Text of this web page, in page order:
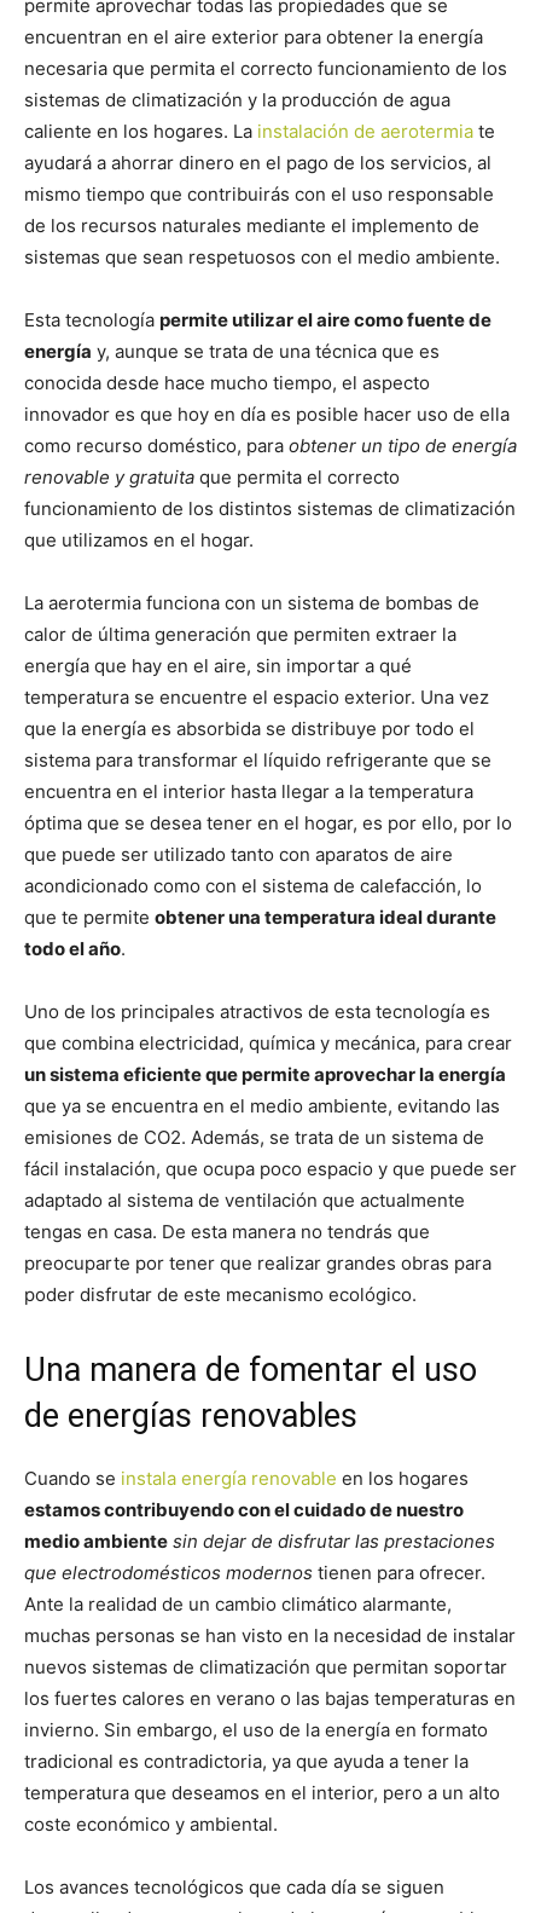
permite aprovechar todas las propiedades que se
encuentran en el aire exterior para obtener la energía
necesaria que permita el correcto funcionamiento de los
sistemas de climatización y la producción de agua
caliente en los hogares. La instalación de aerotermia te
ayudará a ahorrar dinero en el pago de los servicios, al
mismo tiempo que contribuirás con el uso responsable
de los recursos naturales mediante el implemento de
sistemas que sean respetuosos con el medio ambiente.
Esta tecnología permite utilizar el aire como fuente de
energía y, aunque se trata de una técnica que es
conocida desde hace mucho tiempo, el aspecto
innovador es que hoy en día es posible hacer uso de ella
como recurso doméstico, para obtener un tipo de energía
renovable y gratuita que permita el correcto
funcionamiento de los distintos sistemas de climatización
que utilizamos en el hogar.
La aerotermia funciona con un sistema de bombas de
calor de última generación que permiten extraer la
energía que hay en el aire, sin importar a qué
temperatura se encuentre el espacio exterior. Una vez
que la energía es absorbida se distribuye por todo el
sistema para transformar el líquido refrigerante que se
encuentra en el interior hasta llegar a la temperatura
óptima que se desea tener en el hogar, es por ello, por lo
que puede ser utilizado tanto con aparatos de aire
acondicionado como con el sistema de calefacción, lo
que te permite obtener una temperatura ideal durante
todo el año.
Uno de los principales atractivos de esta tecnología es
que combina electricidad, química y mecánica, para crear
un sistema eficiente que permite aprovechar la energía
que ya se encuentra en el medio ambiente, evitando las
emisiones de CO2. Además, se trata de un sistema de
fácil instalación, que ocupa poco espacio y que puede ser
adaptado al sistema de ventilación que actualmente
tengas en casa. De esta manera no tendrás que
preocuparte por tener que realizar grandes obras para
poder disfrutar de este mecanismo ecológico.
Una manera de fomentar el uso
de energías renovables
Cuando se instala energía renovable en los hogares
estamos contribuyendo con el cuidado de nuestro
medio ambiente sin dejar de disfrutar las prestaciones
que electrodomésticos modernos tienen para ofrecer.
Ante la realidad de un cambio climático alarmante,
muchas personas se han visto en la necesidad de instalar
nuevos sistemas de climatización que permitan soportar
los fuertes calores en verano o las bajas temperaturas en
invierno. Sin embargo, el uso de la energía en formato
tradicional es contradictoria, ya que ayuda a tener la
temperatura que deseamos en el interior, pero a un alto
coste económico y ambiental.
Los avances tecnológicos que cada día se siguen